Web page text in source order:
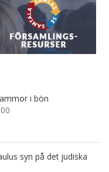
i bön
syn på det judiska